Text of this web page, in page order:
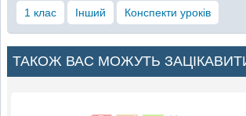
1 клас Інший Конспекти уроків
ТАКОЖ ВАС МОЖУТЬ